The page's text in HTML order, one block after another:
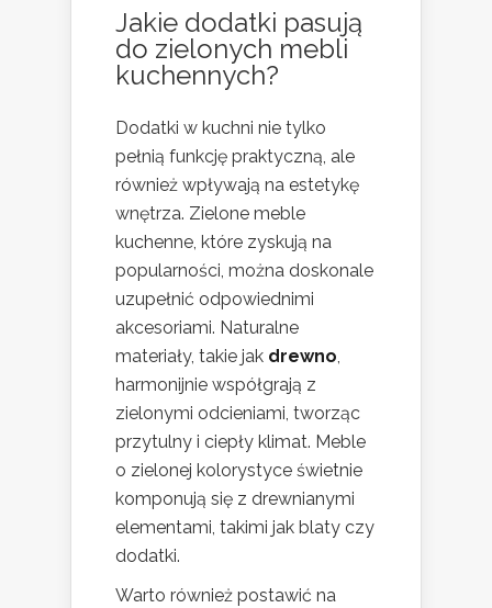
Jakie dodatki pasują
do zielonych mebli
kuchennych?
Dodatki w kuchni nie tylko
pełnią funkcję praktyczną, ale
również wpływają na estetykę
wnętrza. Zielone meble
kuchenne, które zyskują na
popularności, można doskonale
uzupełnić odpowiednimi
akcesoriami. Naturalne
materiały, takie jak drewno,
harmonijnie współgrają z
zielonymi odcieniami, tworząc
przytulny i ciepły klimat. Meble
o zielonej kolorystyce świetnie
komponują się z drewnianymi
elementami, takimi jak blaty czy
dodatki.
Warto również postawić na